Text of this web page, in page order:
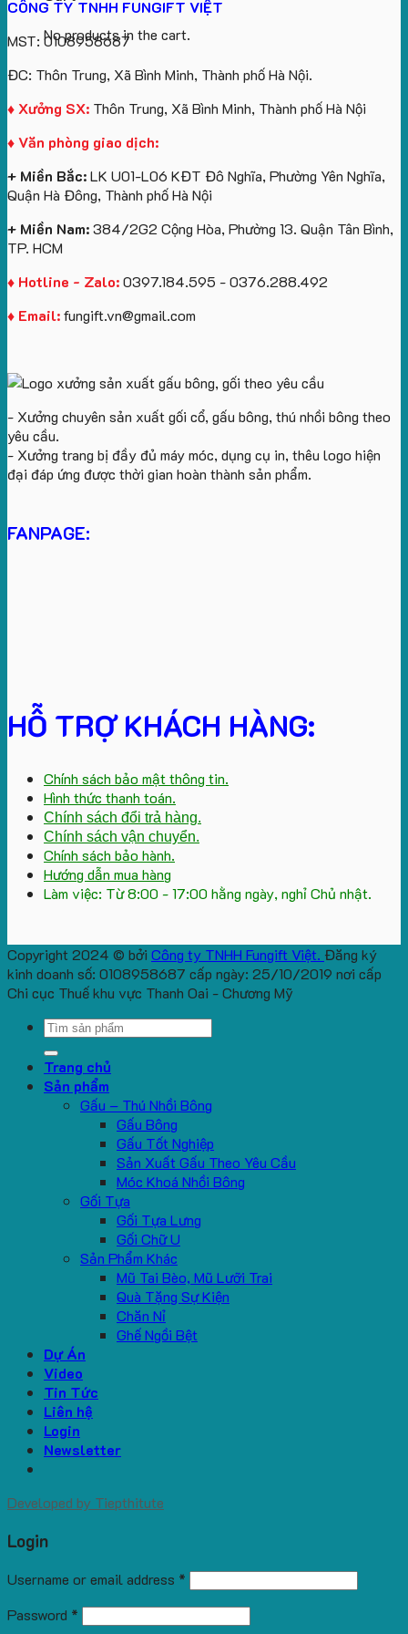
No products in the cart.
CÔNG TY TNHH FUNGIFT VIỆT
MST: 0108958687
ĐC: Thôn Trung, Xã Bình Minh, Thành phố Hà Nội.
♦ Xưởng SX: Thôn Trung, Xã Bình Minh, Thành phố Hà Nội
♦ Văn phòng giao dịch:
+ Miền Bắc:LK U01-L06 KĐT Đô Nghĩa, Phường Yên Nghĩa,
Quận Hà Đông, Thành phố Hà Nội
+ Miền Nam:384/2G2 Cộng Hòa, Phường 13. Quận Tân Bình,
TP. HCM
♦ Hotline - Zalo:0397.184.595 - 0376.288.492
♦ Email:fungift.vn@gmail.com
- Xưởng chuyên sản xuất gối cổ, gấu bông, thú nhồi bông theo
yêu cầu.
- Xưởng trang bị đầy đủ máy móc, dụng cụ in, thêu logo hiện
đại đáp ứng được thời gian hoàn thành sản phẩm.
FANPAGE:
HỖ TRỢ KHÁCH HÀNG:
Chính sách bảo mật thông tin.
Hình thức thanh toán.
Chính sách đổi trả hàng.
Chính sách vận chuyển.
Chính sách bảo hành.
Hướng dẫn mua hàng
Làm việc: Từ 8:00 - 17:00 hằng ngày, nghỉ Chủ nhật.
Copyright 2024 © bởi Công ty TNHH Fungift Việt. Đăng ký
kinh doanh số: 0108958687 cấp ngày: 25/10/2019 nơi cấp
Chi cục Thuế khu vực Thanh Oai - Chương Mỹ
Search
Trang chủ
Sản phẩm
Gấu – Thú Nhồi Bông
Gấu Bông
Gấu Tốt Nghiệp
Sản Xuất Gấu Theo Yêu Cầu
Móc Khoá Nhồi Bông
Gối Tựa
Gối Tựa Lưng
Gối Chữ U
Sản Phẩm Khác
Mũ Tai Bèo, Mũ Lưỡi Trai
Quà Tặng Sự Kiện
Chăn Nỉ
Ghế Ngồi Bệt
Dự Án
Video
Tin Tức
Liên hệ
Login
Newsletter
Developed by Tiepthitute
Login
Username or email address *
Password *